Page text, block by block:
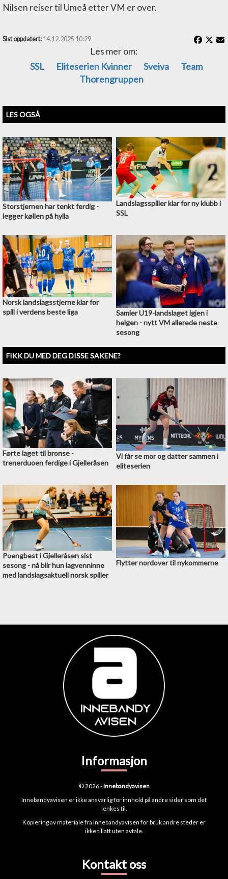
Nilsen reiser til Umeå etter VM er over.
Sist oppdatert: 14.12.2025 10:29
Les mer om:
SSL
Eliteserien Kvinner Sveiva
Team
Thorengruppen
LES OGSÅ
Storstjernen har tenkt ferdig -
legger køllen på hylla
Landslagsspiller klar for ny klubb i
SSL
Norsk landslagsstjerne klar for
spill i verdens beste liga
Samler U19-landslaget igjen i
helgen - nytt VM allerede neste
sesong
FIKK DU MED DEG DISSE SAKENE?
Førte laget til bronse -
trenerduoen ferdige i Gjelleråsen
Vi får se mor og datter sammen i
eliteserien
Poengbest i Gjelleråsen sist
sesong - nå blir hun lagvenninne
med landslagsaktuell norsk spiller
Flytter nordover til nykommerne
Informasjon
© 2026 -Innebandyavisen
Innebandyavisen er ikke ansvarlig for innhold på andre sider som det
lenkes til.
Kopiering av materiale fra Innebandyavisen for bruk andre steder er
ikke tillatt uten avtale.
Kontakt oss